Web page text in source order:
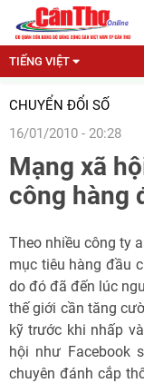
TIẾNG VIỆT
CHUYỂN ĐỔI SỐ
16/01/2010 - 20:28
Mạng xã
công hàng
Theo nhiều công ty
mục tiêu hàng đầu
do đó đã đến lúc
thế giới cần tăng
kỹ trước khi nhấp
hội như Facebook
chuyên đánh cắp